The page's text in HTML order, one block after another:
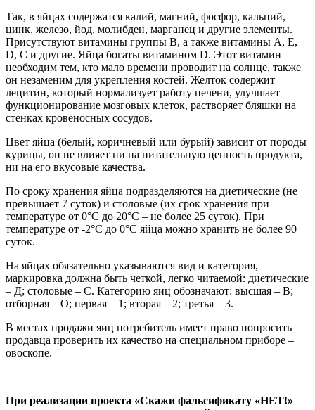
Так, в яйцах содержатся калий, магний, фосфор, кальций,
цинк, железо, йод, молибден, марганец и другие элементы.
Присутствуют витамины группы В, а также витамины А, Е,
D, C и другие. Яйца богаты витамином D. Этот витамин
необходим тем, кто мало времени проводит на солнце, также
он незаменим для укрепления костей. Желток содержит
лецитин, который нормализует работу печени, улучшает
функционирование мозговых клеток, растворяет бляшки на
стенках кровеносных сосудов.
Цвет яйца (белый, коричневый или бурый) зависит от породы
курицы, он не влияет ни на питательную ценность продукта,
ни на его вкусовые качества.
По сроку хранения яйца подразделяются на диетические (не
превышает 7 суток) и столовые (их срок хранения при
температуре от 0°С до 20°С – не более 25 суток). При
температуре от -2°С до 0°С яйца можно хранить не более 90
суток.
На яйцах обязательно указываются вид и категория,
маркировка должна быть четкой, легко читаемой: диетические
– Д; столовые – С. Категорию яиц обозначают: высшая – В;
отборная – О; первая – 1; вторая – 2; третья – 3.
В местах продажи яиц потребитель имеет право попросить
продавца проверить их качество на специальном приборе –
овоскопе.
При реализации проекта «Скажи фальсификату «НЕТ!»